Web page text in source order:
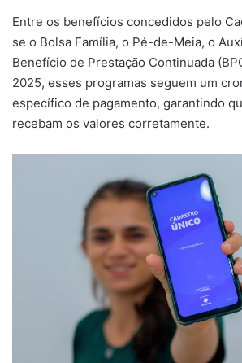
Entre os benefícios concedidos pelo
se o Bolsa Família, o Pé-de-Meia, o
Benefício de Prestação Continuada
2025, esses programas seguem um
específico de pagamento, garantindo
recebam os valores corretamente.